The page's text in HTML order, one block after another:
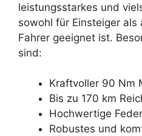
leistungsstarkes und
sowohl für Einsteiger als
Fahrer geeignet ist.
sind:
Kraftvoller 90 Nm
Bis zu 170 km
Hochwertige
Robustes und